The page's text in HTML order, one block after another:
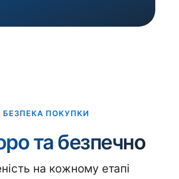
БЕЗПЕКА ПОКУПКИ
та безпечно
на кожному етапі